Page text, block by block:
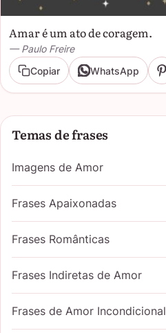
Amar é um ato de coragem.
— Paulo Freire
Copiar
WhatsApp
Temas de frases
Imagens de Amor
Frases Apaixonadas
Frases Românticas
Frases Indiretas de Amor
Frases de Amor Incondicional